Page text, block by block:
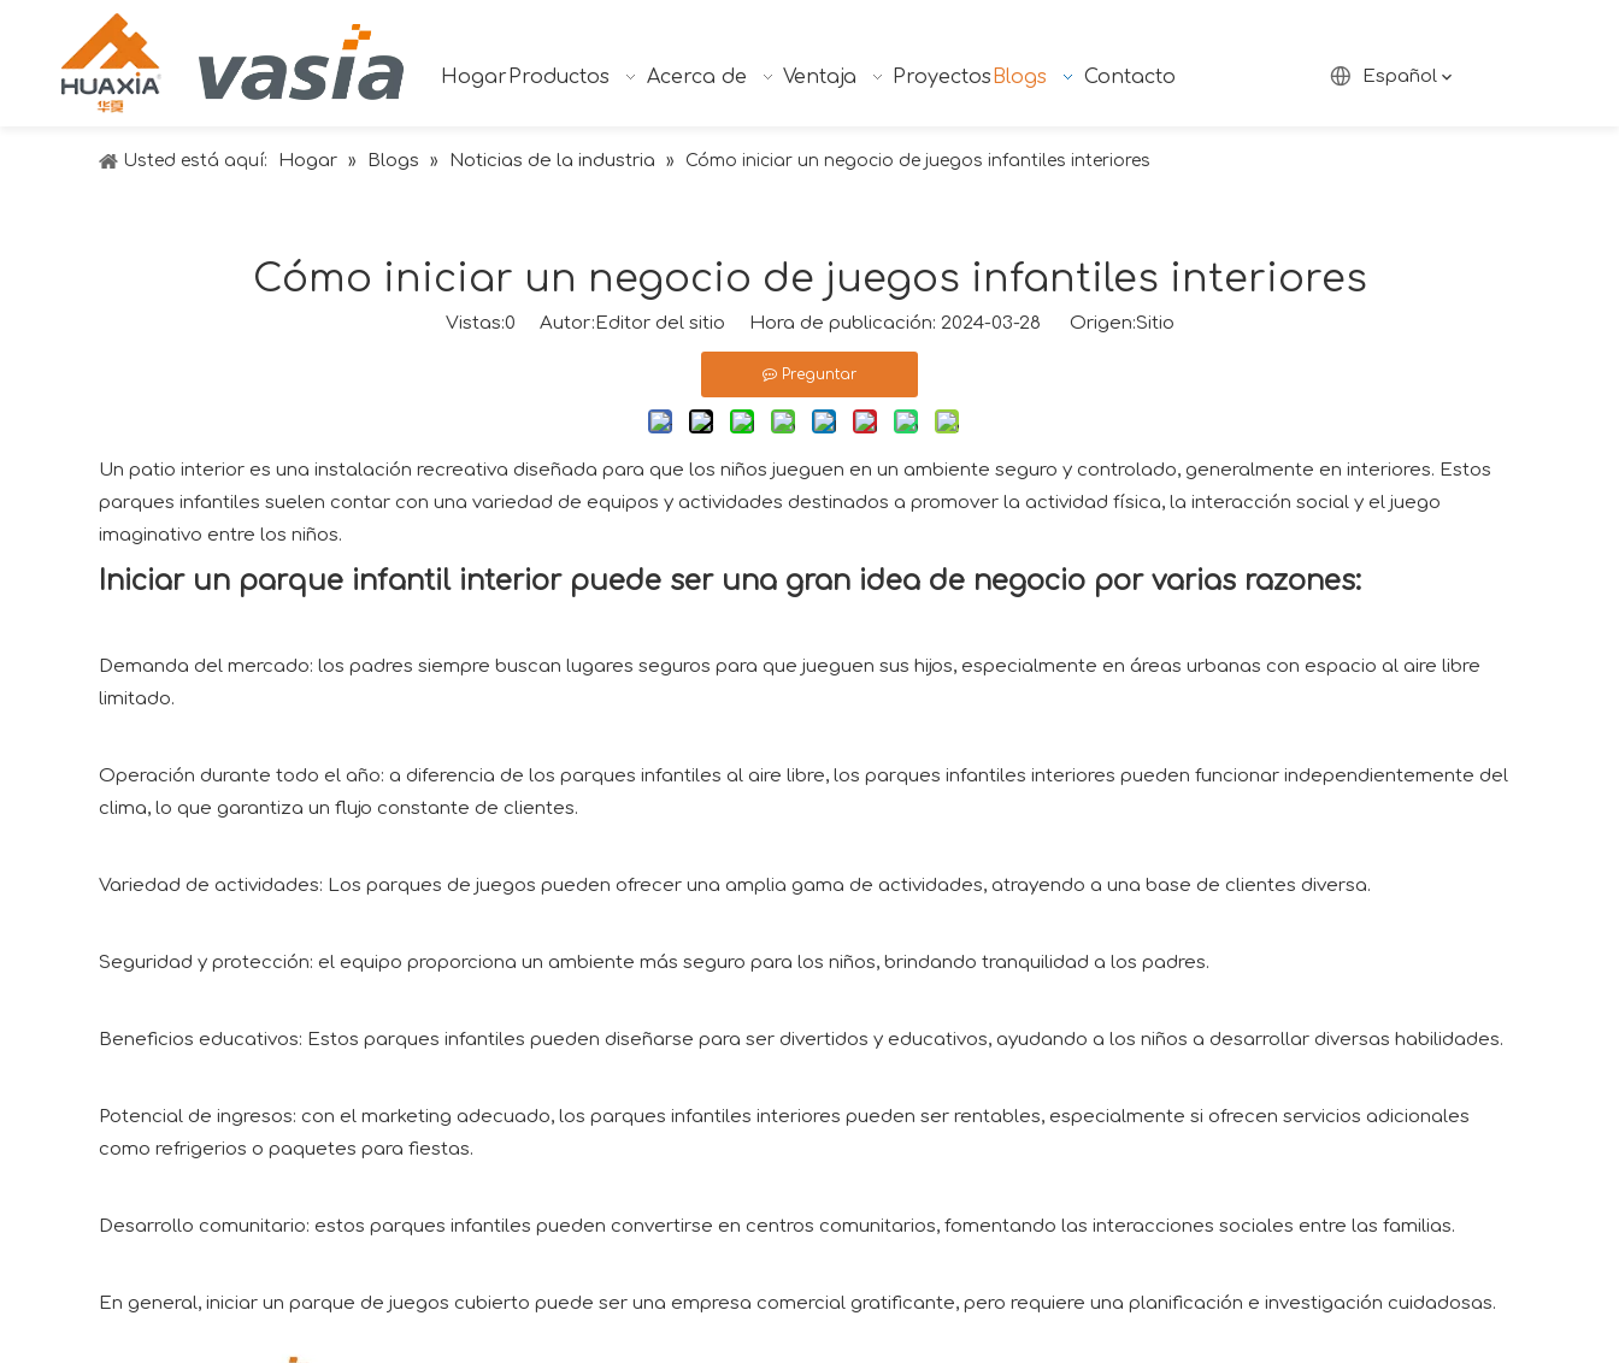
Hogar Productos Acerca de Ventaja Proyectos Blogs Contacto Español
Usted está aquí: Hogar » Blogs » Noticias de la industria » Cómo iniciar un negocio de juegos infantiles interiores
Cómo iniciar un negocio de juegos infantiles interiores
Vistas:0 Autor:Editor del sitio Hora de publicación: 2024-03-28 Origen:Sitio
Preguntar
Un patio interior es una instalación recreativa diseñada para que los niños jueguen en un ambiente seguro y controlado, generalmente en interiores. Estos
parques infantiles suelen contar con una variedad de equipos y actividades destinados a promover la actividad física, la interacción social y el juego
imaginativo entre los niños.
Iniciar un parque infantil interior puede ser una gran idea de negocio por varias razones:
Demanda del mercado: los padres siempre buscan lugares seguros para que jueguen sus hijos, especialmente en áreas urbanas con espacio al aire libre
limitado.
Operación durante todo el año: a diferencia de los parques infantiles al aire libre, los parques infantiles interiores pueden funcionar independientemente del
clima, lo que garantiza un flujo constante de clientes.
Variedad de actividades: Los parques de juegos pueden ofrecer una amplia gama de actividades, atrayendo a una base de clientes diversa.
Seguridad y protección: el equipo proporciona un ambiente más seguro para los niños, brindando tranquilidad a los padres.
Beneficios educativos: Estos parques infantiles pueden diseñarse para ser divertidos y educativos, ayudando a los niños a desarrollar diversas habilidades.
Potencial de ingresos: con el marketing adecuado, los parques infantiles interiores pueden ser rentables, especialmente si ofrecen servicios adicionales
como refrigerios o paquetes para fiestas.
Desarrollo comunitario: estos parques infantiles pueden convertirse en centros comunitarios, fomentando las interacciones sociales entre las familias.
En general, iniciar un parque de juegos cubierto puede ser una empresa comercial gratificante, pero requiere una planificación e investigación cuidadosas.